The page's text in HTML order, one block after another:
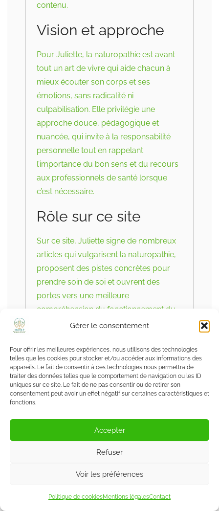
Gérer le consentement
Pour offrir les meilleures expériences, nous utilisons des technologies
telles que les cookies pour stocker et/ou accéder aux informations des
appareils. Le fait de consentir à ces technologies nous permettra de
traiter des données telles que le comportement de navigation ou les ID
uniques sur ce site. Le fait de ne pas consentir ou de retirer son
consentement peut avoir un effet négatif sur certaines caractéristiques et
fonctions.
Accepter
Refuser
Voir les préférences
Politique de cookiesMentions légalesContact
contenu.
Vision et approche
Pour Juliette, la naturopathie est avant
tout un art de vivre qui aide chacun à
mieux écouter son corps et ses
émotions, sans radicalité ni
culpabilisation. Elle privilégie une
approche douce, pédagogique et
nuancée, qui invite à la responsabilité
personnelle tout en rappelant
l’importance du bon sens et du recours
aux professionnels de santé lorsque
c’est nécessaire.
Rôle sur ce site
Sur ce site, Juliette signe de nombreux
articles qui vulgarisent la naturopathie,
proposent des pistes concrètes pour
prendre soin de soi et ouvrent des
portes vers une meilleure
compréhension du fonctionnement du
corps. Ses textes s’adressent à toutes
davantage de naturel dans leur
quotidien, à leur rythme, avec
bienveillance et sans dogmatisme.
Partager